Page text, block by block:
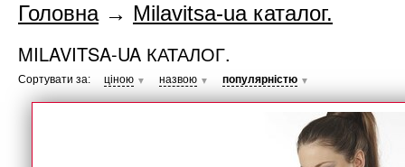
Головна→ Milavitsa-ua каталог.
MILAVITSA-UA КАТАЛОГ.
Сортувати за: ціною ▼ назвою ▼ популярністю ▼